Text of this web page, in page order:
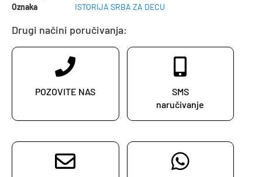
Oznaka
ISTORIJA SRBA ZA DECU
Drugi načini poručivanja:
POZOVITE NAS
SMS
naručivanje